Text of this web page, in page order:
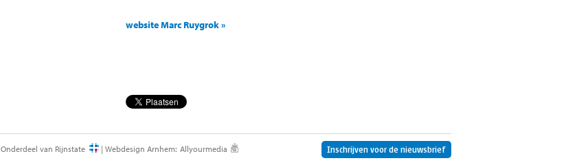
website Marc Ruygrok »
Inschrijven voor de nieuwsbrief
Onderdeel van Rijnstate | Webdesign Arnhem: Allyourmedia